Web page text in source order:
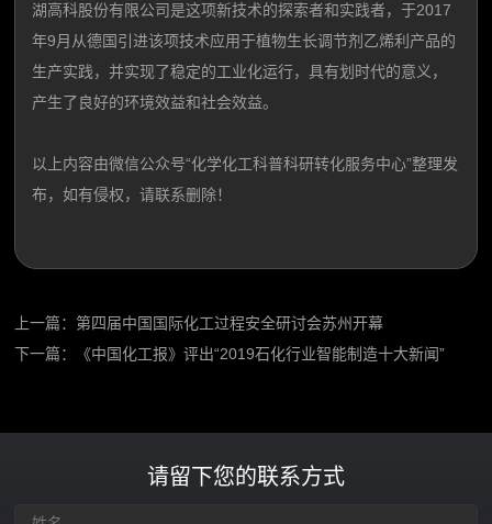
湖高科股份有限公司是这项新技术的探索者和实践者，于2017
年9月从德国引进该项技术应用于植物生长调节剂乙烯利产品的
生产实践，并实现了稳定的工业化运行，具有划时代的意义，
产生了良好的环境效益和社会效益。
以上内容由微信公众号“化学化工科普科研转化服务中心”整理发
布，如有侵权，请联系删除！
上一篇： 第四届中国国际化工过程安全研讨会苏州开幕
下一篇：
《中国化工报》评出“2019石化行业智能制造十大新闻”
请留下您的联系方式